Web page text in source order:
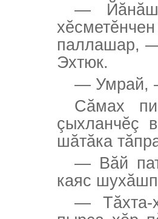
—
паллашар,
Эхтюк.
— Умрай,
Сăмах
çыхланчĕç
шăтăка
— Вăй
каяс
— Тăхта-